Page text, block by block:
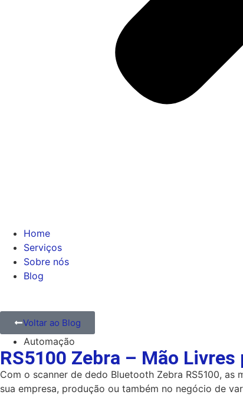
Home
Serviços
Sobre nós
Blog
Voltar ao Blog
Automação
RS5100 Zebra – Mão
Com o scanner de dedo Bluetooth Zebra RS5100,
sua empresa, produção ou também no negócio de